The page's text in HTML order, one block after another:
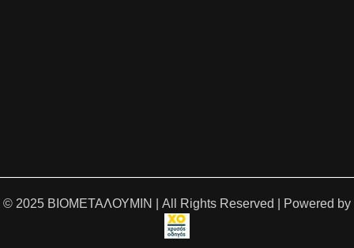
© 2025 ΒΙΟΜΕΤΑΛΟΥΜΙΝ | All Rights Reserved | Powered by